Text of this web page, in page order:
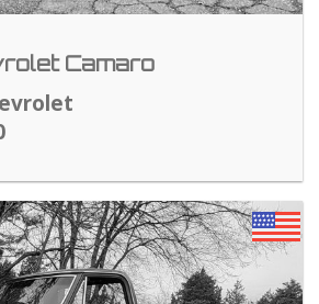
Camaro